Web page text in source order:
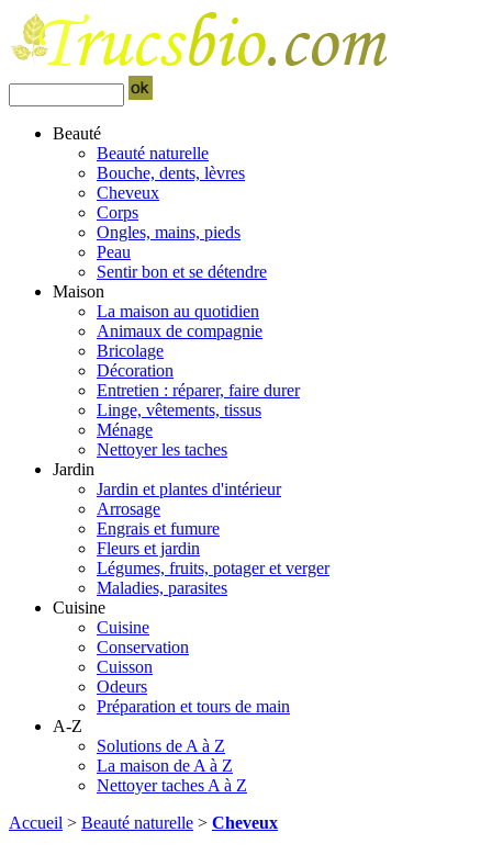
Beauté
Beauté naturelle
Bouche, dents, lèvres
Cheveux
Corps
Ongles, mains, pieds
Peau
Sentir bon et se détendre
Maison
La maison au quotidien
Animaux de compagnie
Bricolage
Décoration
Entretien : réparer, faire durer
Linge, vêtements, tissus
Ménage
Nettoyer les taches
Jardin
Jardin et plantes d'intérieur
Arrosage
Engrais et fumure
Fleurs et jardin
Légumes, fruits, potager et verger
Maladies, parasites
Cuisine
Cuisine
Conservation
Cuisson
Odeurs
Préparation et tours de main
A-Z
Solutions de A à Z
La maison de A à Z
Nettoyer taches A à Z
Accueil > Beauté naturelle > Cheveux